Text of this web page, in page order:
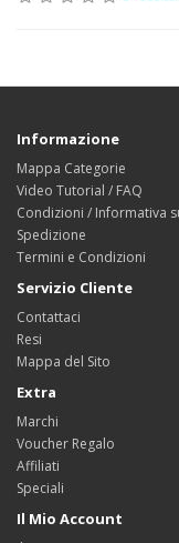
Informazione
Mappa Categorie
Video Tutorial / FAQ
Condizioni / Informativa
Spedizione
Termini e Condizioni
Servizio Cliente
Contattaci
Resi
Mappa del Sito
Extra
Marchi
Voucher Regalo
Affiliati
Speciali
Il Mio Account